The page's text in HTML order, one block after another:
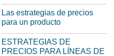
Las estrategias de precios
para un producto
ESTRATEGIAS DE
PRECIOS PARA LÍNEAS DE